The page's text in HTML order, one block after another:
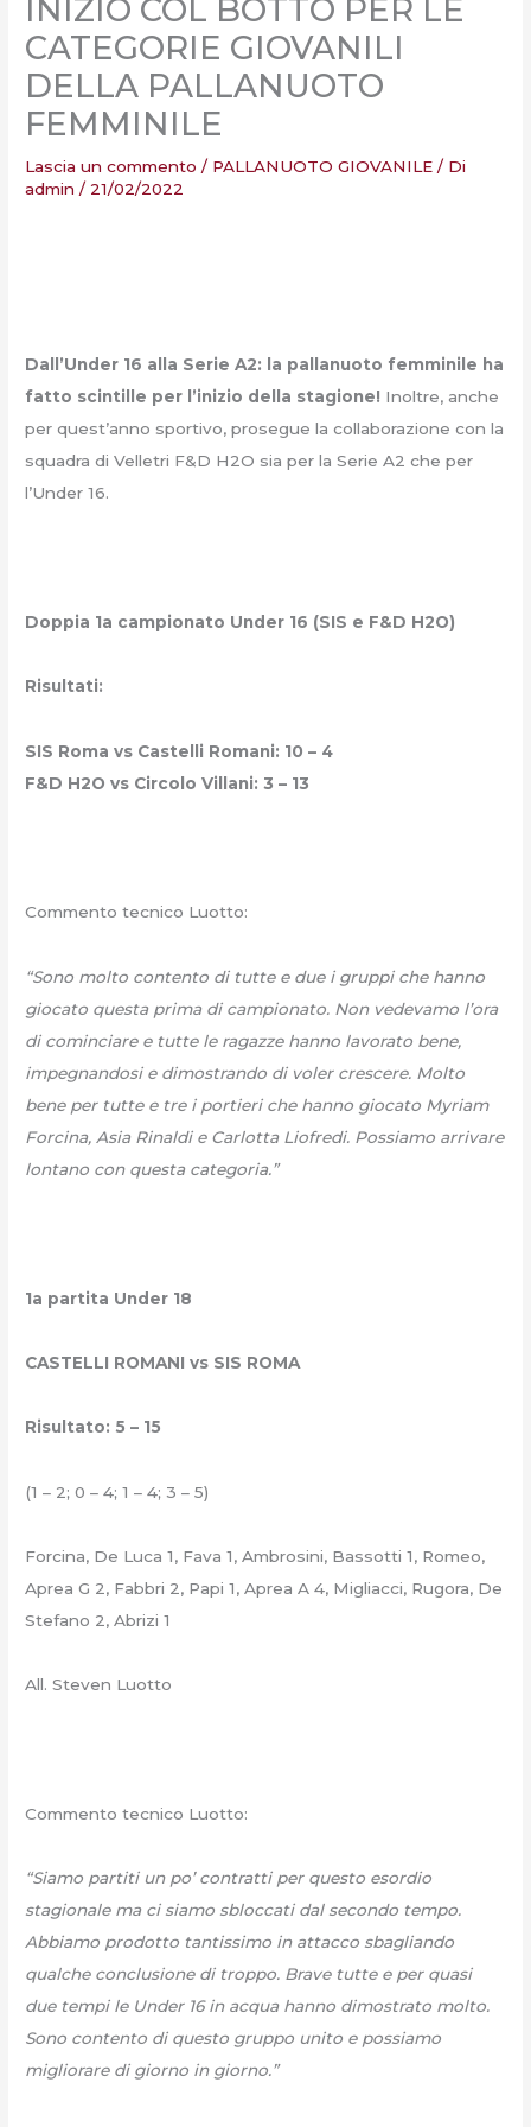
INIZIO COL BOTTO PER LE
CATEGORIE GIOVANILI
DELLA PALLANUOTO
FEMMINILE
Lascia un commento / PALLANUOTO GIOVANILE / Di
admin/ 21/02/2022
Dall’Under 16 alla Serie A2: la pallanuoto femminile ha
fatto scintille per l’inizio della stagione! Inoltre, anche
per quest’anno sportivo, prosegue la collaborazione con la
squadra di Velletri F&D H2O sia per la Serie A2 che per
l’Under 16.
Doppia 1a campionato Under 16 (SIS e F&D H2O)
Risultati:
SIS Roma vs Castelli Romani: 10 – 4
F&D H2O vs Circolo Villani: 3 – 13
Commento tecnico Luotto:
“Sono molto contento di tutte e due i gruppi che hanno
giocato questa prima di campionato. Non vedevamo l’ora
di cominciare e tutte le ragazze hanno lavorato bene,
impegnandosi e dimostrando di voler crescere. Molto
bene per tutte e tre i portieri che hanno giocato Myriam
Forcina, Asia Rinaldi e Carlotta Liofredi. Possiamo arrivare
lontano con questa categoria.”
1a partita Under 18
CASTELLI ROMANI vs SIS ROMA
Risultato: 5 – 15
(1 – 2; 0 – 4; 1 – 4; 3 – 5)
Forcina, De Luca 1, Fava 1, Ambrosini, Bassotti 1, Romeo,
Aprea G 2, Fabbri 2, Papi 1, Aprea A 4, Migliacci, Rugora, De
Stefano 2, Abrizi 1
All. Steven Luotto
Commento tecnico Luotto:
“Siamo partiti un po’ contratti per questo esordio
stagionale ma ci siamo sbloccati dal secondo tempo.
Abbiamo prodotto tantissimo in attacco sbagliando
qualche conclusione di troppo. Brave tutte e per quasi
due tempi le Under 16 in acqua hanno dimostrato molto.
Sono contento di questo gruppo unito e possiamo
migliorare di giorno in giorno.”